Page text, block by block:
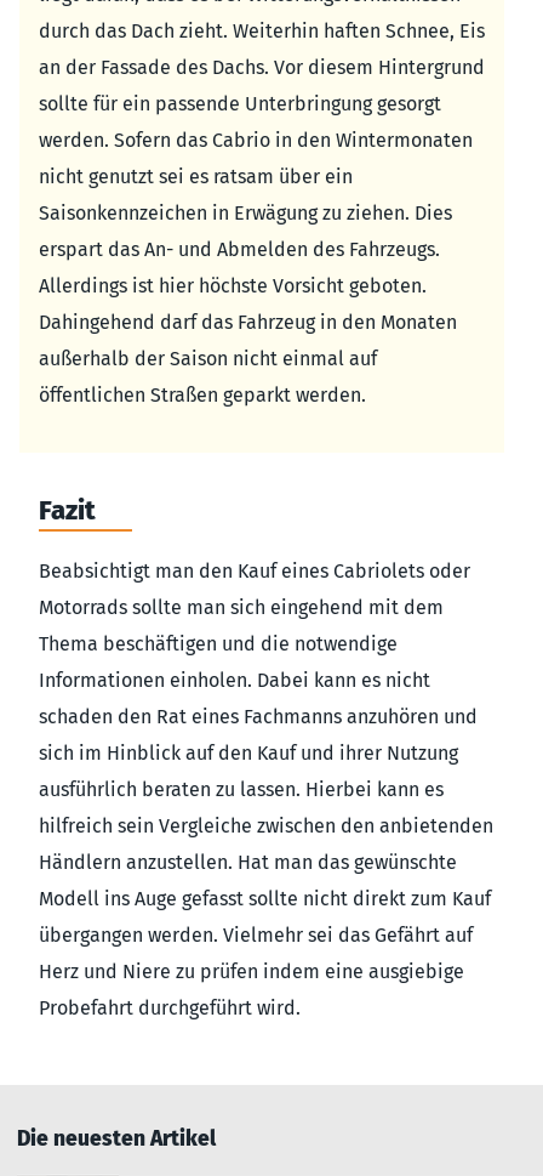
durch das Dach zieht. Weiterhin haften Schnee, Eis
an der Fassade des Dachs. Vor diesem Hintergrund
sollte für ein passende Unterbringung gesorgt
werden. Sofern das Cabrio in den Wintermonaten
nicht genutzt sei es ratsam über ein
Saisonkennzeichen in Erwägung zu ziehen. Dies
erspart das An- und Abmelden des Fahrzeugs.
Allerdings ist hier höchste Vorsicht geboten.
Dahingehend darf das Fahrzeug in den Monaten
außerhalb der Saison nicht einmal auf
öffentlichen Straßen geparkt werden.
Fazit
Beabsichtigt man den Kauf eines Cabriolets oder
Motorrads sollte man sich eingehend mit dem
Thema beschäftigen und die notwendige
Informationen einholen. Dabei kann es nicht
schaden den Rat eines Fachmanns anzuhören und
sich im Hinblick auf den Kauf und ihrer Nutzung
ausführlich beraten zu lassen. Hierbei kann es
hilfreich sein Vergleiche zwischen den anbietenden
Händlern anzustellen. Hat man das gewünschte
Modell ins Auge gefasst sollte nicht direkt zum Kauf
übergangen werden. Vielmehr sei das Gefährt auf
Herz und Niere zu prüfen indem eine ausgiebige
Probefahrt durchgeführt wird.
Die neuesten Artikel